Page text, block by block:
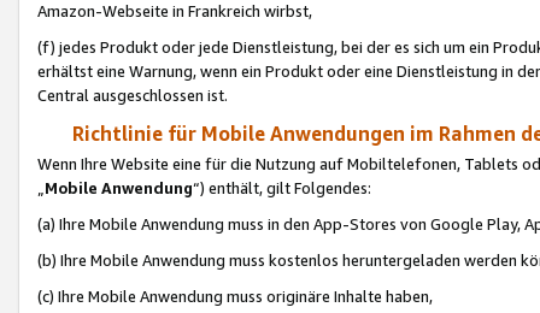
Amazon-Webseite in Frankreich wirbst,
(f) jedes Produkt oder jede Dienstleistung, bei der es sich um ein
erhältst eine Warnung, wenn ein Produkt oder eine Dienstleistung in
Central ausgeschlossen ist.
Richtlinie für Mobile Anwendungen im Rahmen
Wenn Ihre Website eine für die Nutzung auf Mobiltelefonen, Tablets
„Mobile Anwendung“) enthält, gilt Folgendes:
(a) Ihre Mobile Anwendung muss in den App-Stores von Google Play,
(b) Ihre Mobile Anwendung muss kostenlos heruntergeladen werden
(c) Ihre Mobile Anwendung muss originäre Inhalte haben,